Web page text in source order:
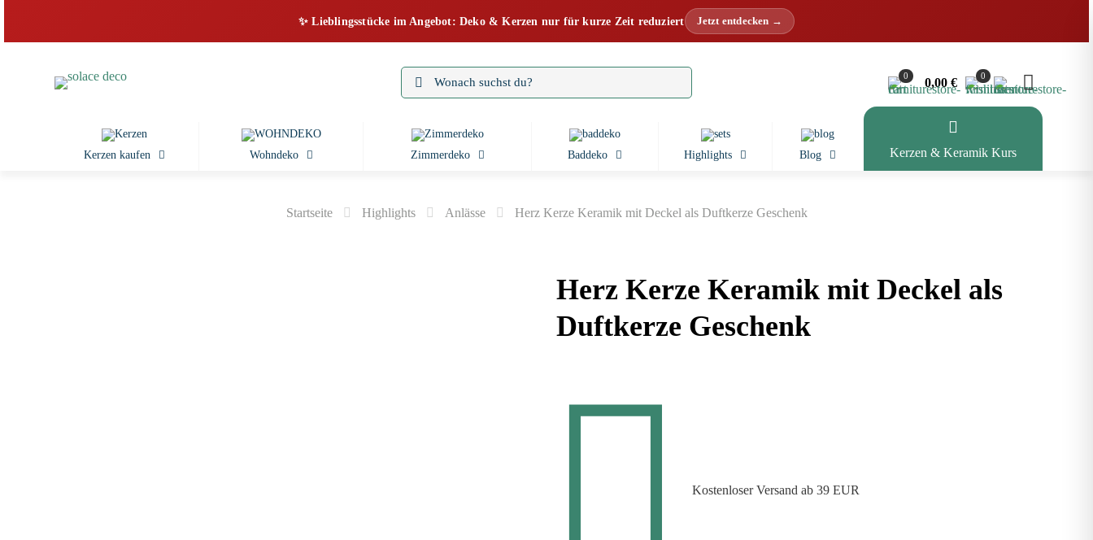
✨ Lieblingsstücke im Angebot: Deko & Kerzen nur für kurze Zeit reduziert Jetzt entdecken →
0 0,00 € 0
Kerzen kaufen Wohndeko Zimmerdeko Baddeko Highlights Blog Kerzen & Keramik Kurs
Startseite Highlights Anlässe Herz Kerze Keramik mit Deckel als Duftkerze Geschenk
Herz Kerze Keramik mit Deckel als
Duftkerze Geschenk
Kostenloser Versand ab 39 EUR